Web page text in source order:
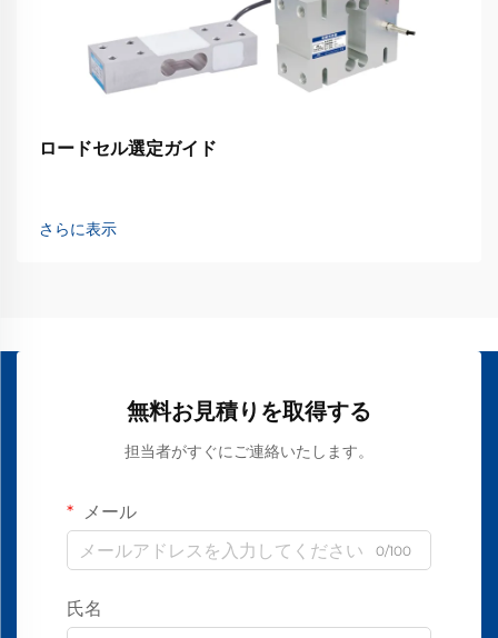
ロードセル選定ガイド
さらに表示
無料お見積りを取得する
担当者がすぐにご連絡いたします。
メール
0/100
氏名